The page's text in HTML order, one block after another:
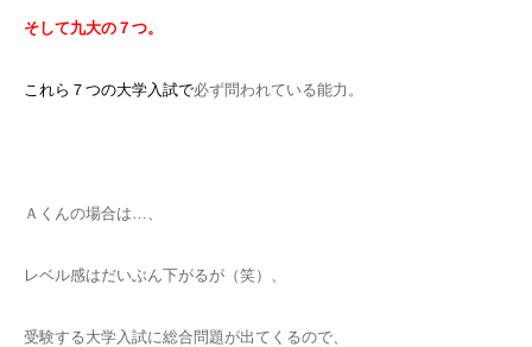
そして九大の７つ。
これら７つの大学入試で必ず問われている能力。
Ａくんの場合は…、
レベル感はだいぶん下がるが（笑）、
受験する大学入試に総合問題が出てくるので、